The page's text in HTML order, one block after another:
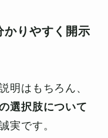
りやすく開示
明はもちろん、
選択肢について
実です。